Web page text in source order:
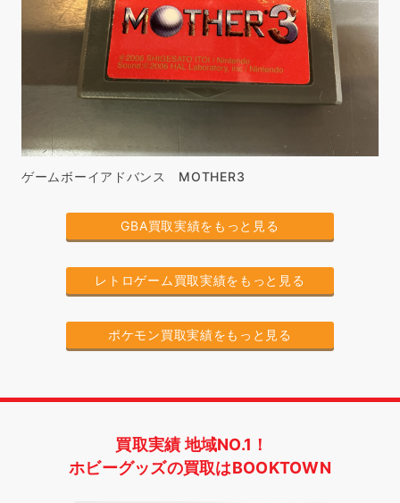
ゲームボーイアドバンス MOTHER3
GBA買取実績をもっと見る
レトロゲーム買取実績をもっと見る
ポケモン買取実績をもっと見る
買取実績 地域NO.1！
ホビーグッズの買取はBOOKTOWN